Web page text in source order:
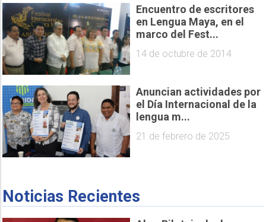
Encuentro de escritores
en Lengua Maya, en el
marco del Fest...
14 de octubre de 2014
Anuncian actividades por
el Día Internacional de la
lengua m...
21 de febrero de 2025
Noticias Recientes